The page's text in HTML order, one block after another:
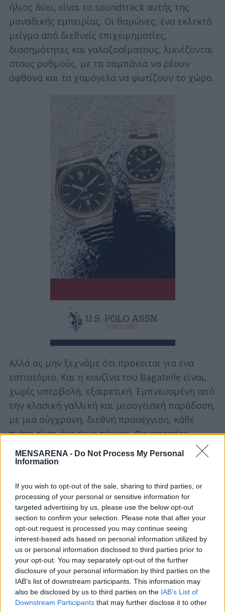
MENSARENA - Do Not Process My Personal
Information
If you wish to opt-out of the sale, sharing to third parties, or
processing of your personal or sensitive information for
targeted advertising by us, please use the below opt-out
section to confirm your selection. Please note that after your
opt-out request is processed you may continue seeing
interest-based ads based on personal information utilized by
us or personal information disclosed to third parties prior to
your opt-out. You may separately opt-out of the further
disclosure of your personal information by third parties on the
IAB’s list of downstream participants. This information may
also be disclosed by us to third parties on the IAB’s List of
Downstream Participants that may further disclose it to other
ήλιος δύει, είναι το soundtrack αυτής της
μοναδικής εμπειρίας. Οι θαμώνες, ένα εκλεκτό
μείγμα από διεθνείς επιχειρηματίες,
διασημότητες και γαλαζοαίματους, λικνίζονται
στους ρυθμούς, με τα σαμπάνια να ρέουν
άφθονα και τα χαμόγελα να φωτίζουν το χώρο.
Αλλά ας μην ξεχνάμε ότι πρόκειται για ένα
εστιατόριο. Και η κουζίνα του Bagatelle είναι,
χωρίς υπερβολή, εξαιρετική. Εμπνευσμένη από
την κλασική γαλλική και μεσογειακή παράδοση,
με μια σύγχρονη, διεθνή προσέγγιση, κάθε
πιάτο είναι ένα έργο τέχνης. Φανταστείτε
φρέσκα στρείδια, τέλεια ψημένα φιλέτα
ψαριού, εκλεκτά κρέατα και μια εντυπωσιακή
παρασκευασμένα με τα πιο φρέσκα, ποιοτικά
υλικά. Οι γεύσεις είναι τολμηρές, αλλά
ισορροπημένες, η παρουσίαση άψογη. Η λίστα
κρασιών είναι, όπως θα περίμενε κανείς, απλά
επική, με σπάνιες ετικέτες και vintage επιλογές
που θα ενθουσιάσουν και τον πιο απαιτητικό
οινόφιλο.
e
a
r
c
h
f
o
: